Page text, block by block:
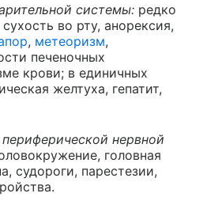
системы: редко
во рту, анорексия,
, метеоризм,
печеночных
крови; в единичных
желтуха, гепатит,
нервной
головная
судороги, парестезии,